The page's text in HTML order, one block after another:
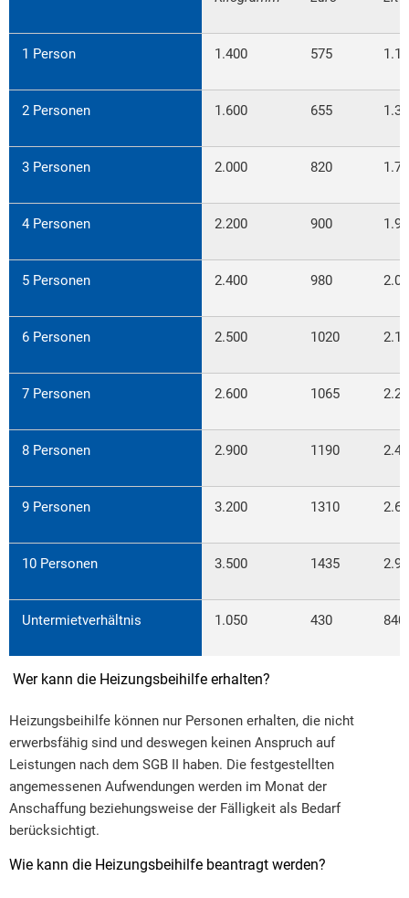
1 Person 1.400 575
2 Personen 1.600 655
3 Personen 2.000 820
4 Personen 2.200 900
5 Personen 2.400 980
6 Personen 2.500 1020
7 Personen 2.600 1065
8 Personen 2.900 1190
9 Personen 3.200 1310
10 Personen 3.500 1435
Untermietverhältnis 1.050 430 840
Wer kann die Heizungsbeihilfe erhalten?
Heizungsbeihilfe können nur Personen erhalten, die nicht
erwerbsfähig sind und deswegen keinen Anspruch auf
Leistungen nach dem SGB II haben. Die festgestellten
angemessenen Aufwendungen werden im Monat der
Anschaffung beziehungsweise der Fälligkeit als Bedarf
berücksichtigt.
Wie kann die Heizungsbeihilfe beantragt werden?